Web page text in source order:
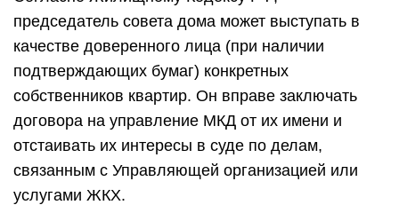
председатель совета дома может выступать в
качестве доверенного лица (при наличии
подтверждающих бумаг) конкретных
собственников квартир. Он вправе заключать
договора на управление МКД от их имени и
отстаивать их интересы в суде по делам,
связанным с Управляющей организацией или
услугами ЖКХ.